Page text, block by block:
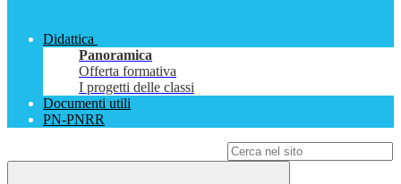
Didattica
Panoramica
Offerta formativa
I progetti delle classi
Documenti utili
PN-PNRR